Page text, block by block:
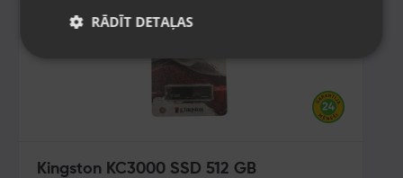
Kingston KC3000 SSD 512 GB
RĀDĪT DETAĻAS